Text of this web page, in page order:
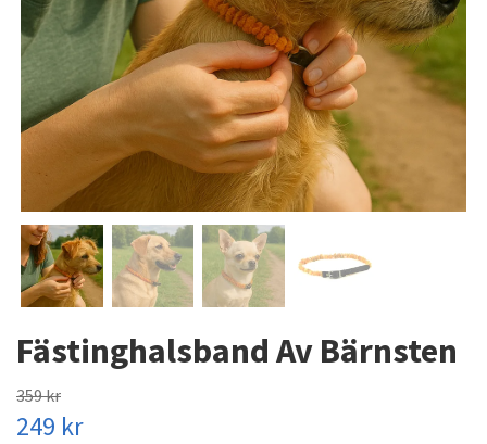
Fästinghalsband Av Bärnsten
359 kr
249 kr